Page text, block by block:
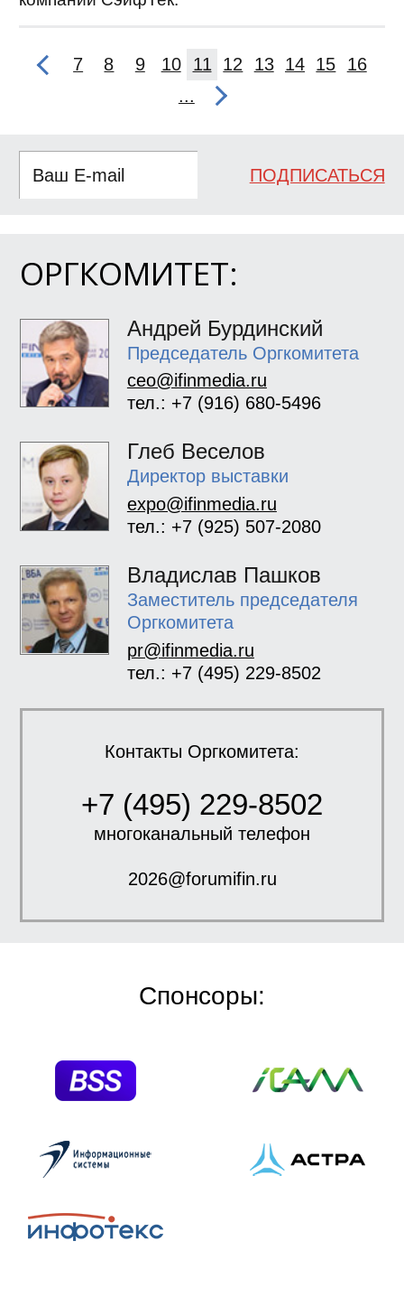
ОРГКОМИТЕТ:
Андрей Бурдинский
Председатель Оргкомитета
ceo@ifinmedia.ru
тел.: +7 (916) 680-5496
Глеб Веселов
Директор выставки
expo@ifinmedia.ru
тел.: +7 (925) 507-2080
Владислав Пашков
Заместитель председателя
Оргкомитета
pr@ifinmedia.ru
тел.: +7 (495) 229-8502
Контакты Оргкомитета:
+7 (495) 229-8502
многоканальный телефон
2026@forumifin.ru
7 8 9 10 11 12 13 14 15
16
...
ПОДПИСАТЬСЯ
Спонсоры: